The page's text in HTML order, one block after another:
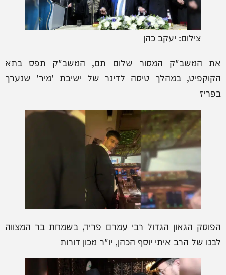
צילום: יעקב כהן
את המשב"ק המסור שלום תם, המשב"ק תפס בתא
הקוקפיט, במהלך טיסה לדינר של ישיבת 'מיר' שנערך
בפריז
הפוסק הגאון הגדול רבי עמרם פריד, בשמחת בר המצווה
לבנו של הרב איתי יוסף הכהן, יו"ר מכון דורות